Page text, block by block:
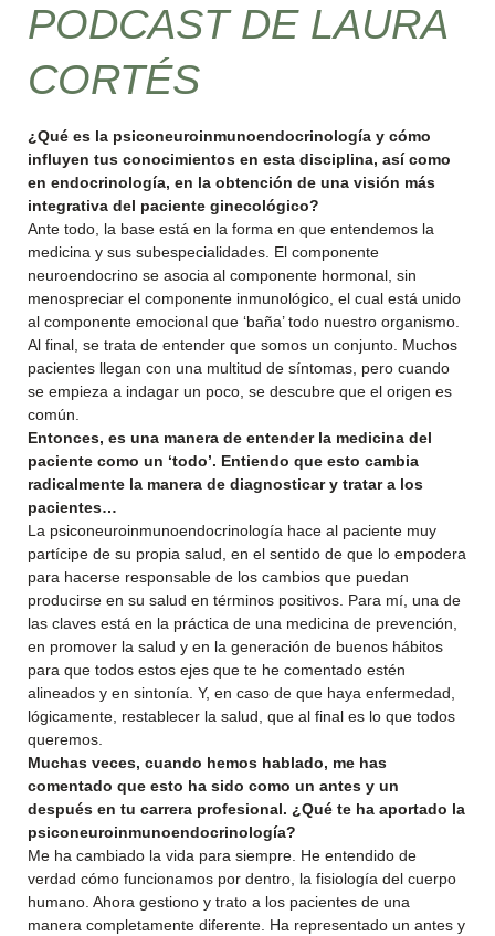
PODCAST DE LAURA
CORTÉS
¿Qué es la psiconeuroinmunoendocrinología y cómo
influyen tus conocimientos en esta disciplina, así como
en endocrinología, en la obtención de una visión más
integrativa del paciente ginecológico?
Ante todo, la base está en la forma en que entendemos la
medicina y sus subespecialidades. El componente
neuroendocrino se asocia al componente hormonal, sin
menospreciar el componente inmunológico, el cual está unido
al componente emocional que ‘baña’ todo nuestro organismo.
Al final, se trata de entender que somos un conjunto. Muchos
pacientes llegan con una multitud de síntomas, pero cuando
se empieza a indagar un poco, se descubre que el origen es
común.
Entonces, es una manera de entender la medicina del
paciente como un ‘todo’. Entiendo que esto cambia
radicalmente la manera de diagnosticar y tratar a los
pacientes…
La psiconeuroinmunoendocrinología hace al paciente muy
partícipe de su propia salud, en el sentido de que lo empodera
para hacerse responsable de los cambios que puedan
producirse en su salud en términos positivos. Para mí, una de
las claves está en la práctica de una medicina de prevención,
en promover la salud y en la generación de buenos hábitos
para que todos estos ejes que te he comentado estén
alineados y en sintonía. Y, en caso de que haya enfermedad,
lógicamente, restablecer la salud, que al final es lo que todos
queremos.
Muchas veces, cuando hemos hablado, me has
comentado que esto ha sido como un antes y un
después en tu carrera profesional. ¿Qué te ha aportado la
psiconeuroinmunoendocrinología?
Me ha cambiado la vida para siempre. He entendido de
verdad cómo funcionamos por dentro, la fisiología del cuerpo
humano. Ahora gestiono y trato a los pacientes de una
manera completamente diferente. Ha representado un antes y